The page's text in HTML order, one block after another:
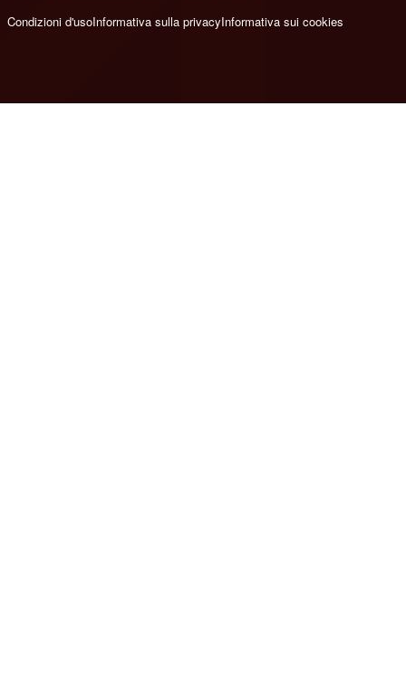
Condizioni d'usoInformativa sulla privacyInformativa sui cookies